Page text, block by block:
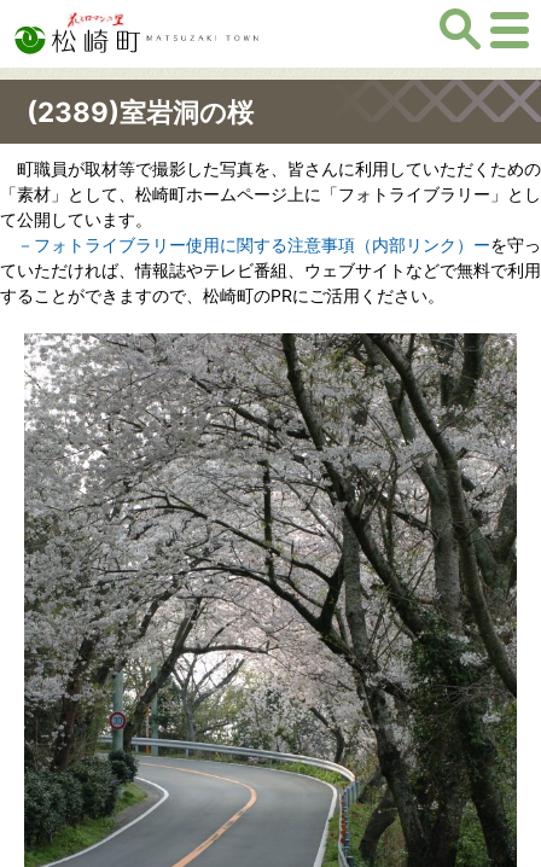
(2389)室岩洞の桜
町職員が取材等で撮影した写真を、皆さんに利用していただくための
「素材」として、松崎町ホームページ上に「フォトライブラリー」とし
て公開しています。
－フォトライブラリー使用に関する注意事項（内部リンク）ーを守っ
ていただければ、情報誌やテレビ番組、ウェブサイトなどで無料で利用
することができますので、松崎町のPRにご活用ください。